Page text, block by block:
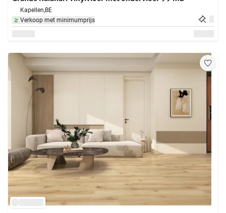
Kapellen,BE
Verkoop met minimumprijs